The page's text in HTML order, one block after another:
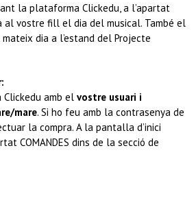
la plataforma Clickedu, a l’apartat
al vostre fill el dia del musical. També el
dia a l’estand del Projecte
Clickedu amb el vostre usuari i
mare. Si ho feu amb la contrasenya de
la compra. A la pantalla d’inici
COMANDES dins de la secció de